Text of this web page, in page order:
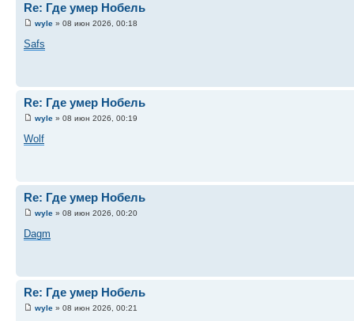
Re: Где умер Нобель
wyle » 08 июн 2026, 00:18
Safs
Re: Где умер Нобель
wyle » 08 июн 2026, 00:19
Wolf
Re: Где умер Нобель
wyle » 08 июн 2026, 00:20
Dagm
Re: Где умер Нобель
wyle » 08 июн 2026, 00:21